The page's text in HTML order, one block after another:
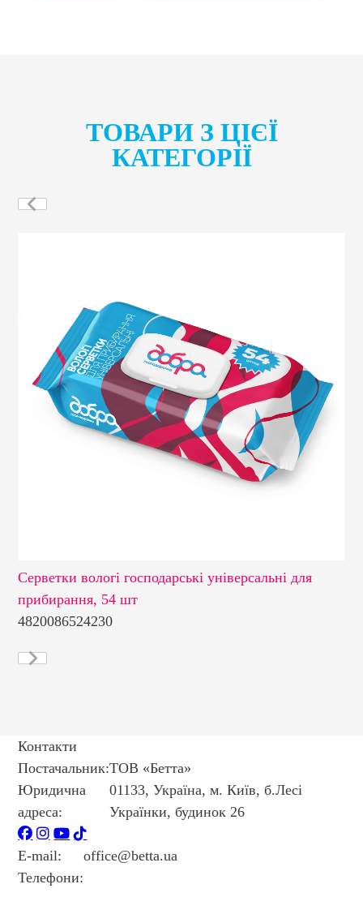
ТОВАРИ З ЦІЄЇ
КАТЕГОРІЇ
Серветки вологі господарські універсальні для
прибирання, 54 шт
4820086524230
Контакти
Постачальник:ТОВ «Бетта»
Юридична
адреса:
01133, Україна, м. Київ, б.Лесі
Українки, будинок 26
E-mail:
office@betta.ua
Телефони: